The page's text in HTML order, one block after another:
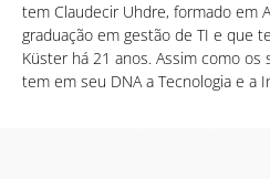
tem Claudecir Uhdre, formado em
graduação em gestão de TI e que
Küster há 21 anos. Assim como os
tem em seu DNA a Tecnologia e a